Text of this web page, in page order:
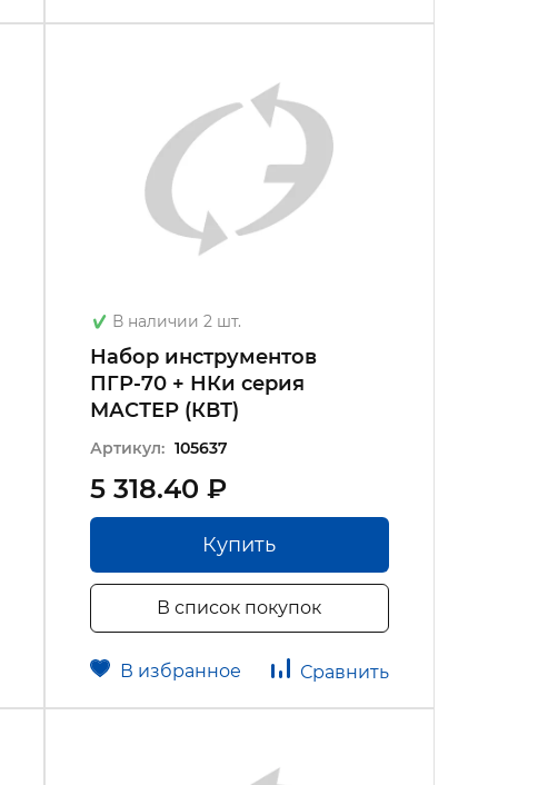
В наличии 2 шт.
Набор инструментов
ПГР-70 + НКи серия
МАСТЕР (КВТ)
Артикул: 105637
5 318.40 ₽
Купить
В список покупок
В избранное Сравнить